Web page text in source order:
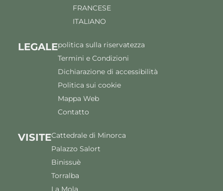
VISITECattedrale di Minorca
Palazzo Salort
Binissuè
Torralba
La Mola
FRANCESE
ITALIANO
LEGALEpolitica sulla riservatezza
Termini e Condizioni
Dichiarazione di accessibilità
Politica sui cookie
Mappa Web
Contatto